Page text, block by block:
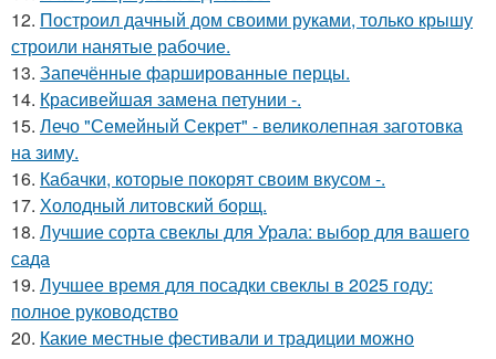
12. Построил дачный дом своими руками, только крышу
строили нанятые рабочие.
13. Запечённые фаршированные перцы.
14. Красивейшая замена петунии -.
15. Лечо "Семейный Секрет" - великолепная заготовка
на зиму.
16. Кабачки, которые покорят своим вкусом -.
17. Холодный литовский борщ.
18. Лучшие сорта свеклы для Урала: выбор для вашего
сада
19. Лучшее время для посадки свеклы в 2025 году:
полное руководство
20. Какие местные фестивали и традиции можно